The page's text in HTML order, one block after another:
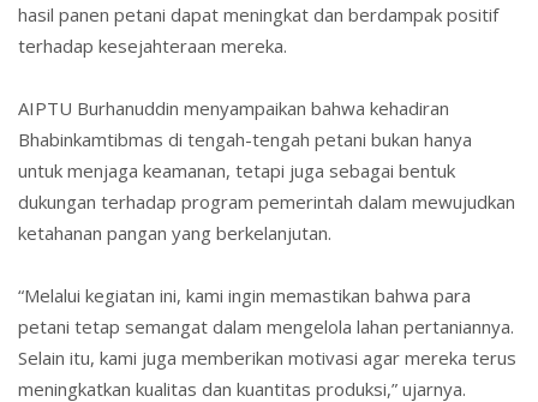
hasil panen petani dapat meningkat dan berdampak positif
terhadap kesejahteraan mereka.
AIPTU Burhanuddin menyampaikan bahwa kehadiran
Bhabinkamtibmas di tengah-tengah petani bukan hanya
untuk menjaga keamanan, tetapi juga sebagai bentuk
dukungan terhadap program pemerintah dalam mewujudkan
ketahanan pangan yang berkelanjutan.
“Melalui kegiatan ini, kami ingin memastikan bahwa para
petani tetap semangat dalam mengelola lahan pertaniannya.
Selain itu, kami juga memberikan motivasi agar mereka terus
meningkatkan kualitas dan kuantitas produksi,” ujarnya.